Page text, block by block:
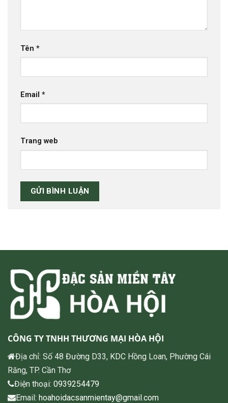
Tên *
Email *
Trang web
CÔNG TY TNHH THƯƠNG MẠI HÒA HỘI
Địa chỉ: Số 48 Đường D33, KDC Hồng Loan, Phường Cái
Răng, TP. Cần Thơ
Điện thoại: 0939254479
Email: hoahoidacsanmientay@gmail.com